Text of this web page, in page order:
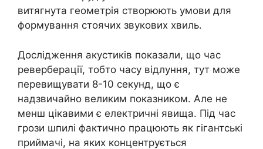
витягнута геометрія створюють умови для
формування стоячих звукових хвиль.
Дослідження акустиків показали, що час
реверберації, тобто часу відлуння, тут може
перевищувати 8-10 секунд, що є
надзвичайно великим показником. Але не
менш цікавими є електричні явища. Під час
грози шпилі фактично працюють як гігантські
приймачі, на яких концентрується